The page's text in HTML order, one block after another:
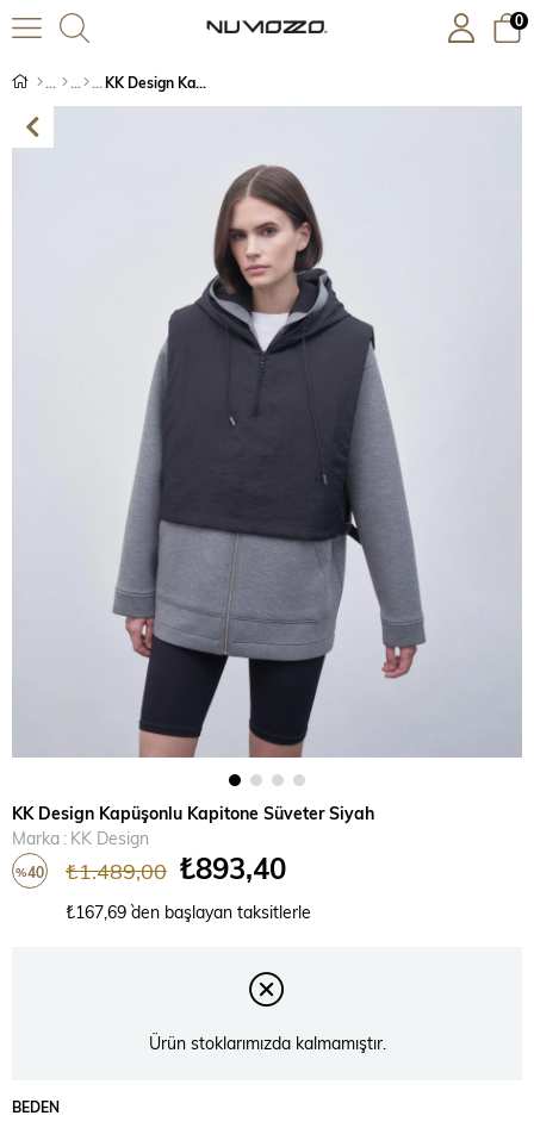
0
KK Design Kapüşonlu Kapitone Süveter Siyah
KK Design Kapüşonlu Kapitone Süveter Siyah
Marka : KK Design
%40 ₺1.489,00 ₺893,40
₺167,69 `den başlayan taksitlerle
Ürün stoklarımızda kalmamıştır.
BEDEN